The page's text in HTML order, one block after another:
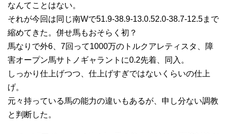
なんてことはない。
それが今回は同じ南Wで51.9-38.9-13.0.52.0-38.7-12.5まで
縮めてきた。併せ馬もおそらく初？
馬なりで外6、7回って1000万のトルクアレティスタ、障
害オープン馬サトノギャラントに0.2先着、同入。
しっかり仕上げつつ、仕上げすぎではないくらいの仕上
げ。
元々持っている馬の能力の違いもあるが、申し分ない調教
と判断した。